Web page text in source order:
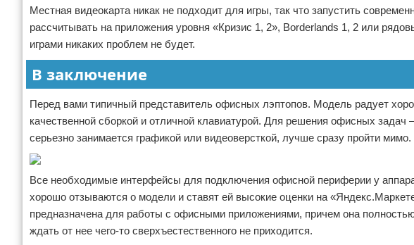
Местная видеокарта никак не подходит для игры, так что запустить
рассчитывать на приложения уровня «Кризис 1, 2», Borderlands 1, 2 или
играми никаких проблем не будет.
В заключение
Перед вами типичный представитель офисных лэптопов. Модель радует
качественной сборкой и отличной клавиатурой. Для решения офисных задач
серьезно занимается графикой или видеоверсткой, лучше сразу пройти мимо.
Все необходимые интерфейсы для подключения офисной периферии у
хорошо отзываются о модели и ставят ей высокие оценки на
предназначена для работы с офисными приложениями, причем она
ждать от нее чего-то сверхъестественного не приходится.